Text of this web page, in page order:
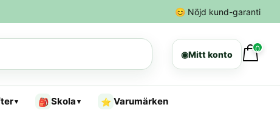
😊 Nöjd kund-garanti
◉Mitt konto
0
▾ 🎒 Skola ▾ ⭐ Varumärken